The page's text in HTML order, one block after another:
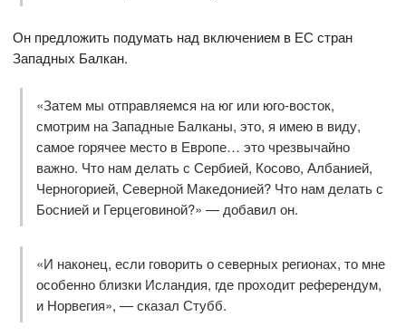
Он предложить подумать над включением в ЕС стран
Западных Балкан.
«Затем мы отправляемся на юг или юго-восток,
смотрим на Западные Балканы, это, я имею в виду,
самое горячее место в Европе… это чрезвычайно
важно. Что нам делать с Сербией, Косово, Албанией,
Черногорией, Северной Македонией? Что нам делать с
Боснией и Герцеговиной?» — добавил он.
«И наконец, если говорить о северных регионах, то мне
особенно близки Исландия, где проходит референдум,
и Норвегия», — сказал Стубб.